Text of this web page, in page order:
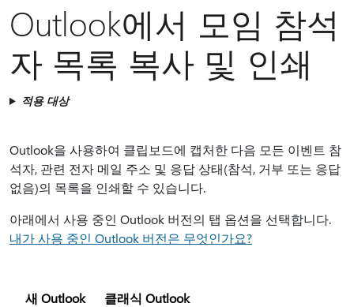
Outlook에서 모임 참석
자 목록 복사 및 인쇄
적용 대상
Outlook을 사용하여 클립보드에 캡처한 다음 모든 이벤트 참
석자, 관련 전자 메일 주소 및 응답 상태(참석, 거부 또는 응답
없음)의 목록을 인쇄할 수 있습니다.
아래에서 사용 중인 Outlook 버전의 탭 옵션을 선택합니다.
내가 사용 중인 Outlook 버전은 무엇인가요?
새 Outlook 클래식 Outlook